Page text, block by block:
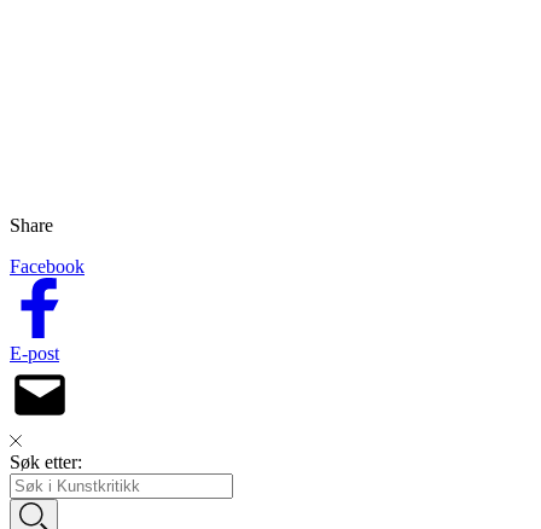
Share
Facebook
E-post
Søk etter: